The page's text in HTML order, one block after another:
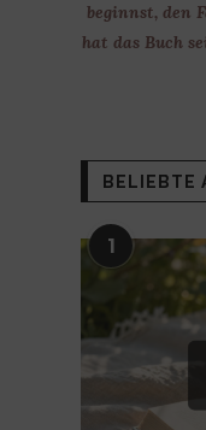
beginnst, den
hat das Buch
BELIEBTE
1